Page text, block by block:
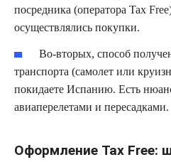
посредника (оператора Tax
осуществлялись покупки.
Во-вторых, способ
транспорта (самолет или
покидаете Испанию. Есть
авиаперелетами и пересадками.
Оформление Tax Free: